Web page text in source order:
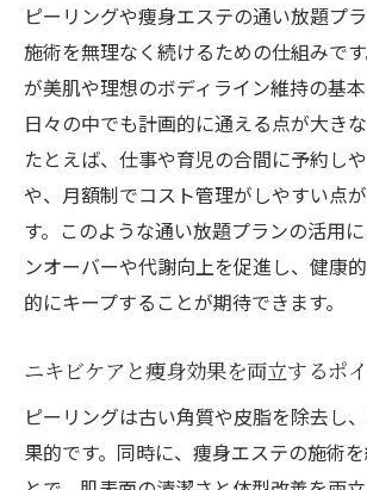
ピーリングや痩身エステの通い放題プ
施術を無理なく続けるための仕組みで
が美肌や理想のボディライン維持の基
日々の中でも計画的に通える点が大きな
たとえば、仕事や育児の合間に予約し
や、月額制でコスト管理がしやすい点
す。このような通い放題プランの活用
ンオーバーや代謝向上を促進し、健康
的にキープすることが期待できます。
ニキビケアと痩身効果を両立するポ
ピーリングは古い角質や皮脂を除去し
果的です。同時に、痩身エステの施術